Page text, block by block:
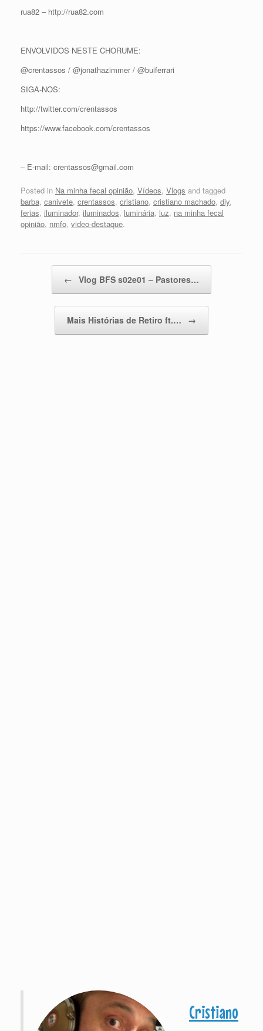
rua82 – http://rua82.com
ENVOLVIDOS NESTE CHORUME:
@crentassos / @jonathazimmer / @buiferrari
SIGA-NOS:
http://twitter.com/crentassos
https://www.facebook.com/crentassos
– E-mail: crentassos@gmail.com
Posted in Na minha fecal opinião, Vídeos, Vlogs and tagged
barba, canivete, crentassos, cristiano, cristiano machado, diy,
ferias, iluminador, iluminados, luminária, luz, na minha fecal
opinião, nmfo, video-destaque.
← Vlog BFS s02e01 – Pastores…
Mais Histórias de Retiro ft.… →
Cristiano